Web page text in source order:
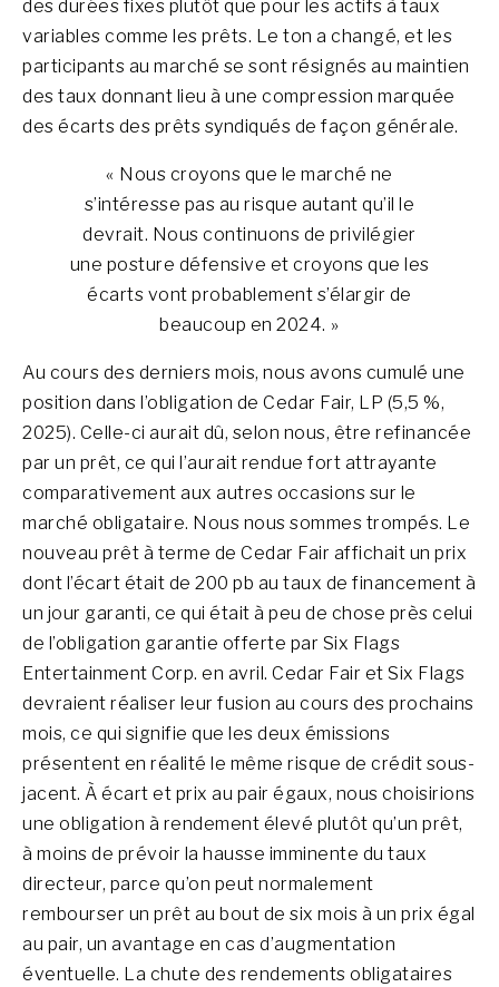
des durées fixes plutôt que pour les actifs à taux
variables comme les prêts. Le ton a changé, et les
participants au marché se sont résignés au maintien
des taux donnant lieu à une compression marquée
des écarts des prêts syndiqués de façon générale.
« Nous croyons que le marché ne
s’intéresse pas au risque autant qu’il le
devrait. Nous continuons de privilégier
une posture défensive et croyons que les
écarts vont probablement s’élargir de
beaucoup en 2024. »
Au cours des derniers mois, nous avons cumulé une
position dans l’obligation de Cedar Fair, LP (5,5 %,
2025). Celle-ci aurait dû, selon nous, être refinancée
par un prêt, ce qui l’aurait rendue fort attrayante
comparativement aux autres occasions sur le
marché obligataire. Nous nous sommes trompés. Le
nouveau prêt à terme de Cedar Fair affichait un prix
dont l’écart était de 200 pb au taux de financement à
un jour garanti, ce qui était à peu de chose près celui
de l’obligation garantie offerte par Six Flags
Entertainment Corp. en avril. Cedar Fair et Six Flags
devraient réaliser leur fusion au cours des prochains
mois, ce qui signifie que les deux émissions
présentent en réalité le même risque de crédit sous-
jacent. À écart et prix au pair égaux, nous choisirions
une obligation à rendement élevé plutôt qu’un prêt,
à moins de prévoir la hausse imminente du taux
directeur, parce qu’on peut normalement
rembourser un prêt au bout de six mois à un prix égal
au pair, un avantage en cas d’augmentation
éventuelle. La chute des rendements obligataires